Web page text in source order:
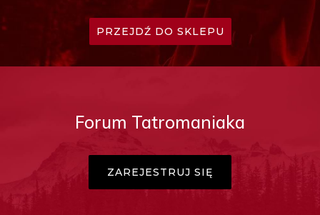
PRZEJDŹ DO SKLEPU
Forum Tatromaniaka
ZAREJESTRUJ SIĘ